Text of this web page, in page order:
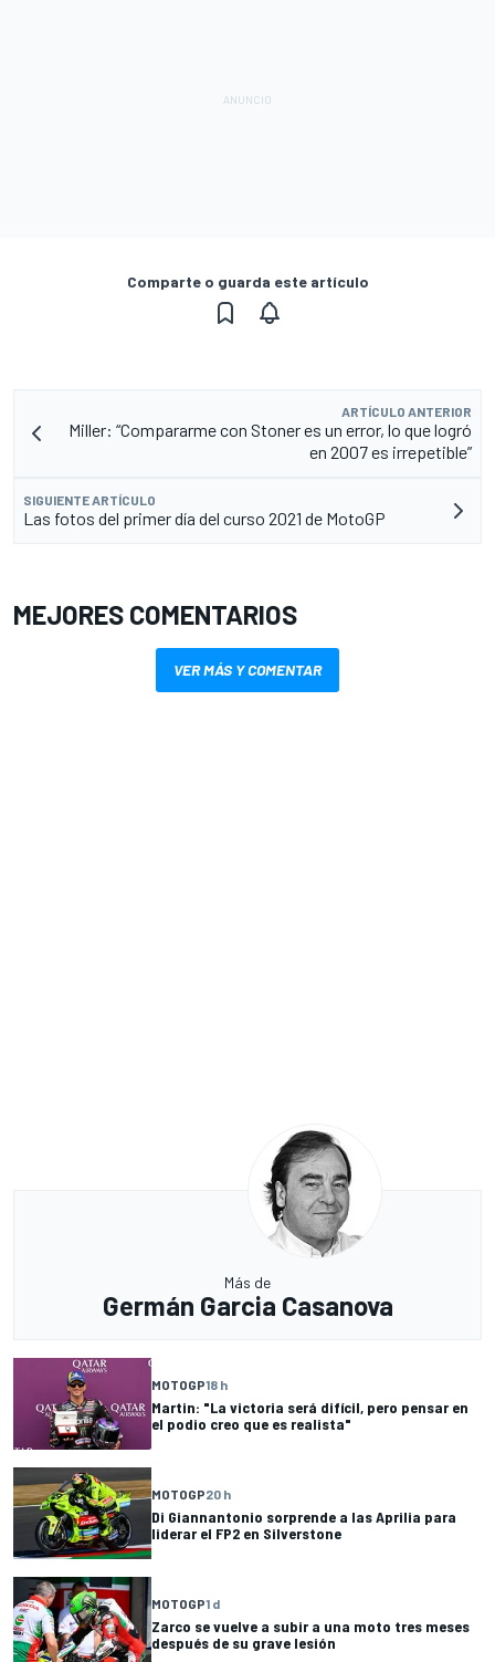
Comparte o guarda este artículo
ARTÍCULO ANTERIOR
Miller: “Compararme con Stoner es un error, lo que logró
en 2007 es irrepetible”
SIGUIENTE ARTÍCULO
Las fotos del primer día del curso 2021 de MotoGP
MEJORES COMENTARIOS
VER MÁS Y COMENTAR
Más de
Germán Garcia Casanova
MOTOGP18 h
Martin: "La victoria será difícil, pero pensar en
el podio creo que es realista"
MOTOGP20 h
Di Giannantonio sorprende a las Aprilia para
liderar el FP2 en Silverstone
MOTOGP1 d
Zarco se vuelve a subir a una moto tres meses
después de su grave lesión